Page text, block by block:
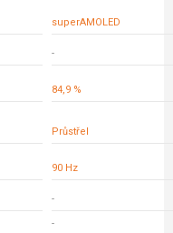
superAMOLED
-
84,9 %
Průstřel
90 Hz
-
-